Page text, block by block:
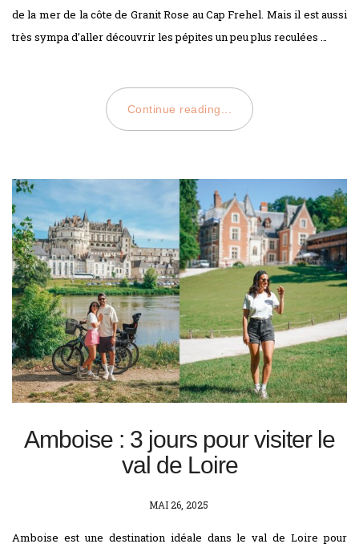
de la mer de la côte de Granit Rose au Cap Frehel. Mais il est aussi
très sympa d’aller découvrir les pépites un peu plus reculées …
Continue reading...
Amboise : 3 jours pour visiter le
val de Loire
POSTED
MAI 26, 2025
Amboise est une destination idéale dans le val de Loire pour